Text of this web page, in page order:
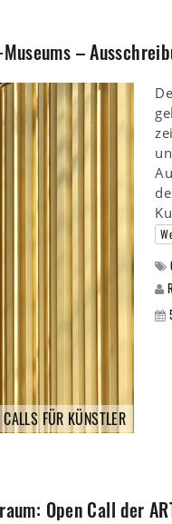
–
FÜR KÜNSTLER
Open Call der